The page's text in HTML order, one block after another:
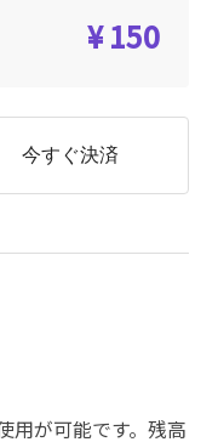
¥ 150
今すぐ決済
用が可能です。残高